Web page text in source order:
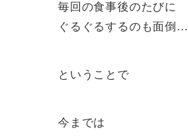
毎回の食事後のたびに
ぐるぐるするのも面倒…
ということで
今までは